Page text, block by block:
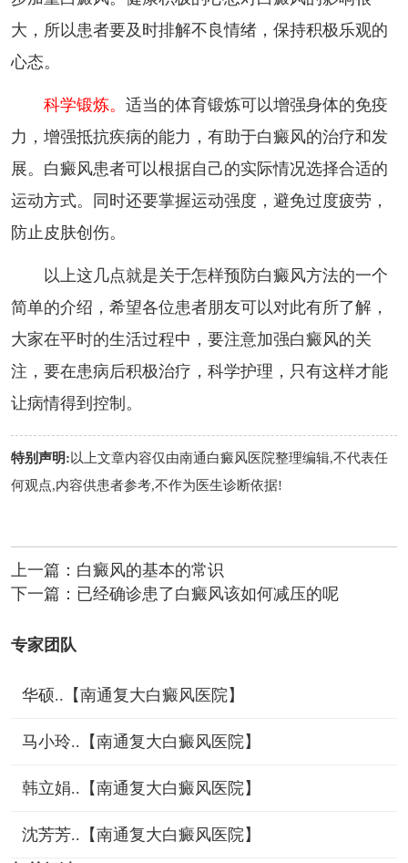
大，所以患者要及时排解不良情绪，保持积极乐观的
心态。
科学锻炼。 适当的体育锻炼可以增强身体的免疫
力，增强抵抗疾病的能力，有助于白癜风的治疗和发
展。白癜风患者可以根据自己的实际情况选择合适的
运动方式。同时还要掌握运动强度，避免过度疲劳，
防止皮肤创伤。
以上这几点就是关于怎样预防白癜风方法的一个
简单的介绍，希望各位患者朋友可以对此有所了解，
大家在平时的生活过程中，要注意加强白癜风的关
注，要在患病后积极治疗，科学护理，只有这样才能
让病情得到控制。
特别声明:以上文章内容仅由南通白癜风医院整理编辑,不代表任
何观点,内容供患者参考,不作为医生诊断依据!
上一篇： 白癜风的基本的常识
下一篇： 已经确诊患了白癜风该如何减压的呢
专家团队
华硕..【南通复大白癜风医院】
马小玲..【南通复大白癜风医院】
韩立娟..【南通复大白癜风医院】
沈芳芳..【南通复大白癜风医院】